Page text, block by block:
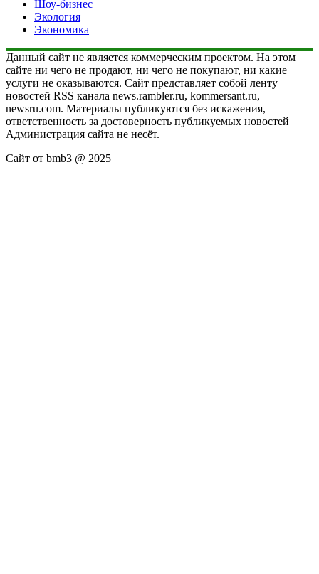
Шоу-бизнес
Экология
Экономика
Данный сайт не является коммерческим проектом. На этом
сайте ни чего не продают, ни чего не покупают, ни какие
услуги не оказываются. Сайт представляет собой ленту
новостей RSS канала news.rambler.ru, kommersant.ru,
newsru.com. Материалы публикуются без искажения,
ответственность за достоверность публикуемых новостей
Администрация сайта не несёт.
Сайт от bmb3 @ 2025